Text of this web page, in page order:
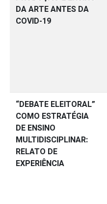
DA ARTE ANTES DA
COVID-19
“DEBATE ELEITORAL”
COMO ESTRATÉGIA
DE ENSINO
MULTIDISCIPLINAR:
RELATO DE
EXPERIÊNCIA